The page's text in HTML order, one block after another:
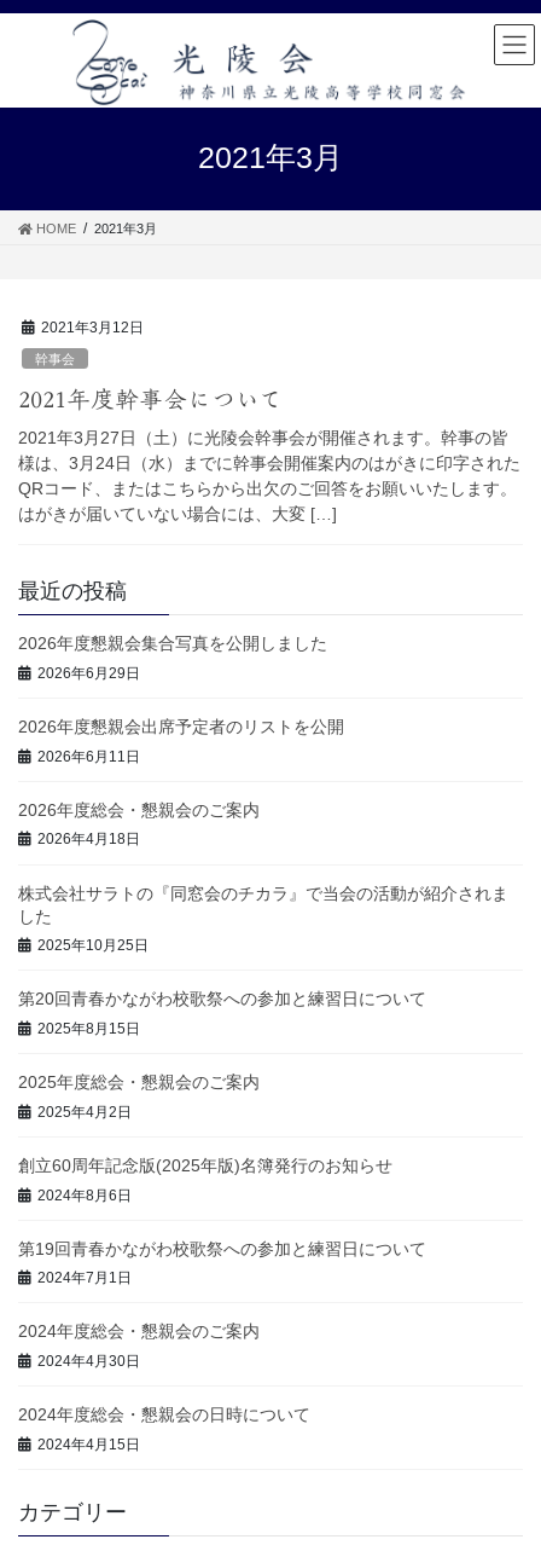
コ
ツ
ッ
ナ
シ
移
2021年3月
HOME 2021年3月
2021年3月12日
幹事会
2021年度幹事会について
2021年3月27日（土）に光陵会幹事会が開催されます。幹事の皆
様は、3月24日（水）までに幹事会開催案内のはがきに印字された
QRコード、またはこちらから出欠のご回答をお願いいたします。
はがきが届いていない場合には、大変 […]
最近の投稿
2026年度懇親会集合写真を公開しました
2026年6月29日
2026年度懇親会出席予定者のリストを公開
2026年6月11日
2026年度総会・懇親会のご案内
2026年4月18日
株式会社サラトの『同窓会のチカラ』で当会の活動が紹介されま
した
2025年10月25日
第20回青春かながわ校歌祭への参加と練習日について
2025年8月15日
2025年度総会・懇親会のご案内
2025年4月2日
創立60周年記念版(2025年版)名簿発行のお知らせ
2024年8月6日
第19回青春かながわ校歌祭への参加と練習日について
2024年7月1日
2024年度総会・懇親会のご案内
2024年4月30日
2024年度総会・懇親会の日時について
2024年4月15日
カテゴリー